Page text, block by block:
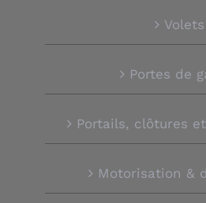
Volets
Portes de
Portails, clôtures
Motorisation &